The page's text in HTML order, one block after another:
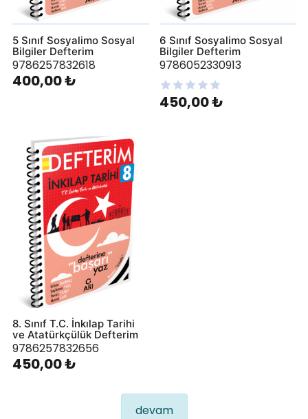
5 Sınıf Sosyalimo Sosyal
Bilgiler Defterim
9786257832618
400,00 ₺
6 Sınıf Sosyalimo Sosyal
Bilgiler Defterim
9786052330913
450,00 ₺
8. Sınıf T.C. İnkılap Tarihi
ve Atatürkçülük Defterim
9786257832656
450,00 ₺
devam